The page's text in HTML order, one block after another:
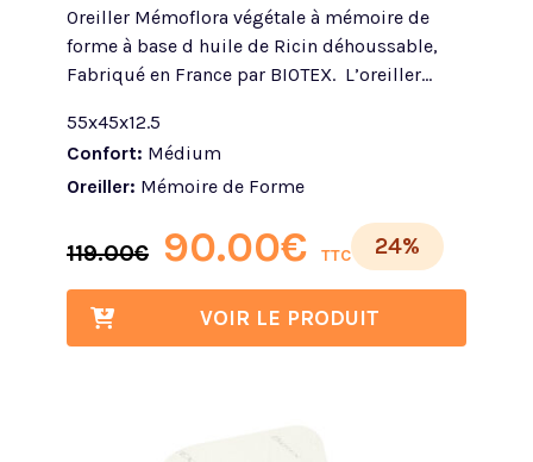
Oreiller Mémoflora végétale à mémoire de
forme à base d huile de Ricin déhoussable,
Fabriqué en France par BIOTEX. L’oreiller...
55x45x12.5
Confort: Médium
Oreiller: Mémoire de Forme
119.00€ 90.00€ TTC 24%
VOIR LE PRODUIT